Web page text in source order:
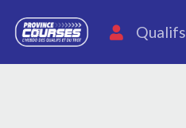
Qualifs